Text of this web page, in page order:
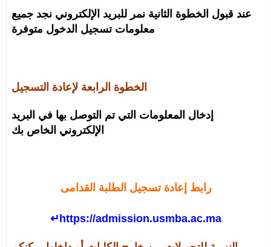
عند قبول الخطوة الثانية نمر للبريد الإلكتروني نجد جميع
معلومات تسجيل الدخول متوفرة
الخطوة الرابعة لإعادة التسجيل
إدخال المعلومات التي تم التوصل بها في البريد
الإلكتروني الخاص بك
رابط إعادة تسجيل الطلبة القدامى
↵https://admission.usmba.ac.ma